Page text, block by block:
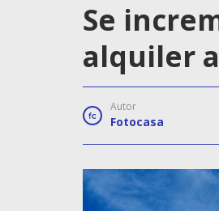
Se
alquiler
Autor
Fotocasa